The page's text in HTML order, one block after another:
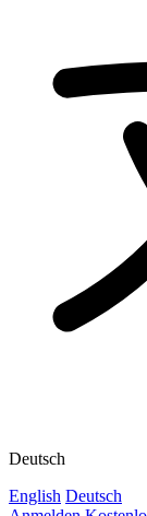
Deutsch
English Deutsch